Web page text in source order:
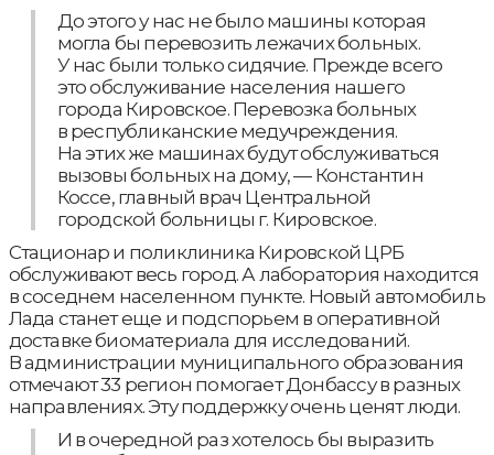
До этого у нас не было машины которая
могла бы перевозить лежачих больных.
У нас были только сидячие. Прежде всего
это обслуживание населения нашего
города Кировское. Перевозка больных
в республиканские медучреждения.
На этих же машинах будут обслуживаться
вызовы больных на дому, — Константин
Коссе, главный врач Центральной
городской больницы г. Кировское.
Стационар и поликлиника Кировской ЦРБ
обслуживают весь город. А лаборатория находится
в соседнем населенном пункте. Новый автомобиль
Лада станет еще и подспорьем в оперативной
доставке биоматериала для исследований.
В администрации муниципального образования
отмечают 33 регион помогает Донбассу в разных
направлениях. Эту поддержку очень ценят люди.
И в очередной раз хотелось бы выразить